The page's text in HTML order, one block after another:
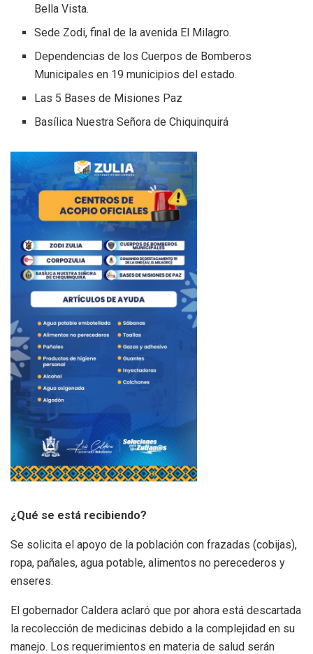
Bella Vista.
Sede Zodi, final de la avenida El Milagro.
Dependencias de los Cuerpos de Bomberos
Municipales en 19 municipios del estado.
Las 5 Bases de Misiones Paz
Basílica Nuestra Señora de Chiquinquirá
¿Qué se está recibiendo?
Se solicita el apoyo de la población con frazadas (cobijas),
ropa, pañales, agua potable, alimentos no perecederos y
enseres.
El gobernador Caldera aclaró que por ahora está descartada
la recolección de medicinas debido a la complejidad en su
manejo. Los requerimientos en materia de salud serán